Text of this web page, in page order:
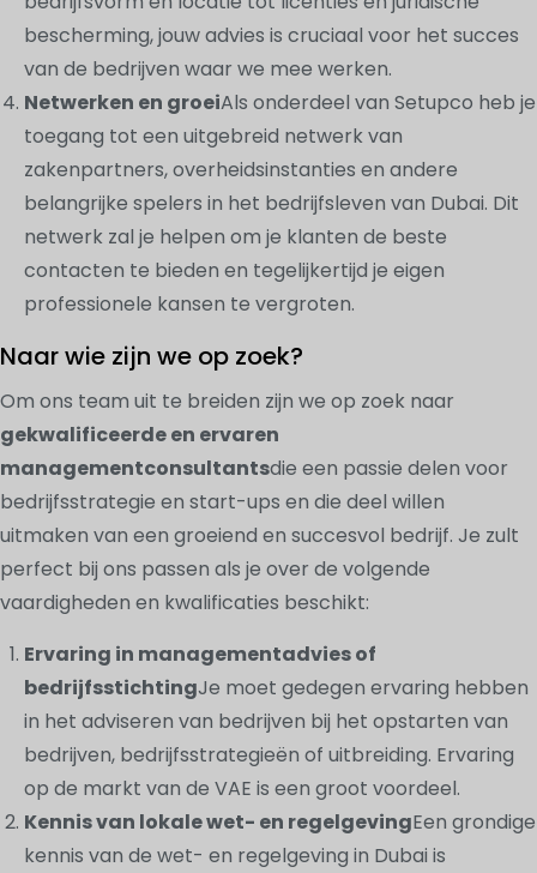
bescherming, jouw advies is cruciaal voor het succes
van de bedrijven waar we mee werken.
Netwerken en groeiAls onderdeel van Setupco heb je
toegang tot een uitgebreid netwerk van
zakenpartners, overheidsinstanties en andere
belangrijke spelers in het bedrijfsleven van Dubai. Dit
netwerk zal je helpen om je klanten de beste
contacten te bieden en tegelijkertijd je eigen
professionele kansen te vergroten.
Naar wie zijn we op zoek?
Om ons team uit te breiden zijn we op zoek naar
gekwalificeerde en ervaren
managementconsultantsdie een passie delen voor
bedrijfsstrategie en start-ups en die deel willen
uitmaken van een groeiend en succesvol bedrijf. Je zult
perfect bij ons passen als je over de volgende
vaardigheden en kwalificaties beschikt:
Ervaring in managementadvies of
bedrijfsstichtingJe moet gedegen ervaring hebben
in het adviseren van bedrijven bij het opstarten van
bedrijven, bedrijfsstrategieën of uitbreiding. Ervaring
op de markt van de VAE is een groot voordeel.
Kennis van lokale wet- en regelgevingEen grondige
kennis van de wet- en regelgeving in Dubai is